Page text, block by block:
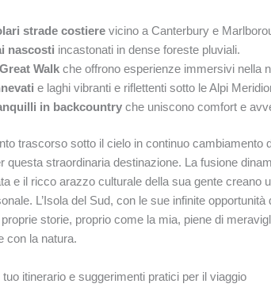
strade costiere vicino a Canterbury e
nascosti incastonati in dense foreste pluviali.
Walk che offrono esperienze immersivi nella
e laghi vibranti e riflettenti sotto le Alpi
in backcountry che uniscono comfort e
trascorso sotto il cielo in continuo cambiamento
questa straordinaria destinazione. La fusione
e il ricco arazzo culturale della sua gente creano
L’Isola del Sud, con le sue infinite
storie, proprio come la mia, piene di
con la natura.
tuo itinerario e suggerimenti pratici per il viaggio